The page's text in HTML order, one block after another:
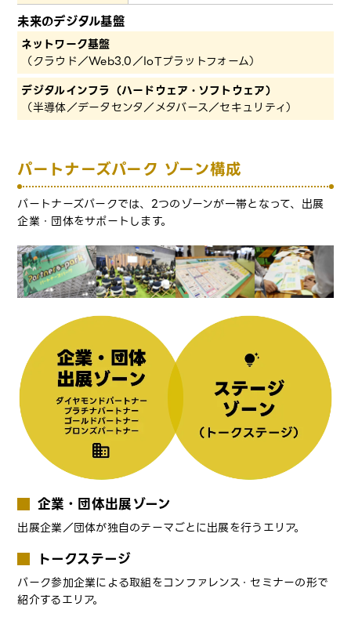
未来のデジタル基盤
ネットワーク基盤
（クラウド／Web3.0／IoTプラットフォーム）
デジタルインフラ（ハードウェア・ソフトウェア）
（半導体／データセンタ／メタバース／セキュリティ）
パートナーズパーク ゾーン構成
パートナーズパークでは、2つのゾーンが一帯となって、出展
企業・団体をサポートします。
企業・団体出展ゾーン
出展企業／団体が独自のテーマごとに出展を行うエリア。
トークステージ
パーク参加企業による取組をコンファレンス・セミナーの形で
紹介するエリア。